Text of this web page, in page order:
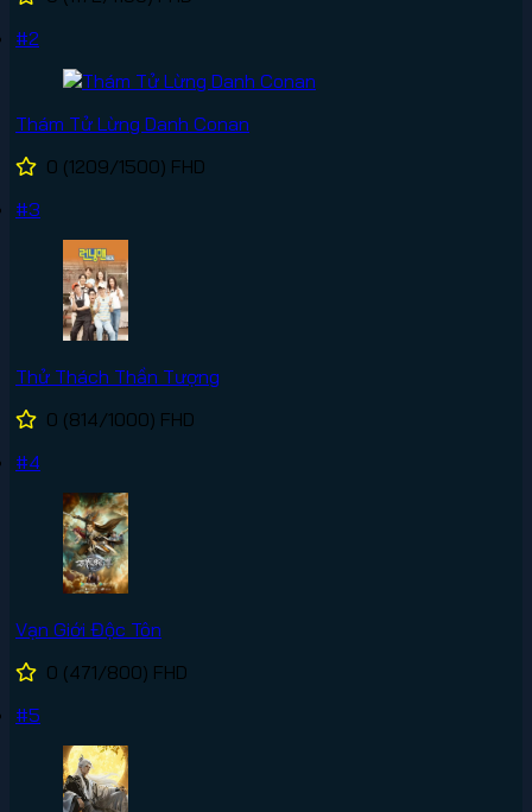
#2
Thám Tử Lừng Danh Conan
0 (1209/1500) FHD
#3
Thử Thách Thần Tượng
0 (814/1000) FHD
#4
Vạn Giới Độc Tôn
0 (471/800) FHD
#5